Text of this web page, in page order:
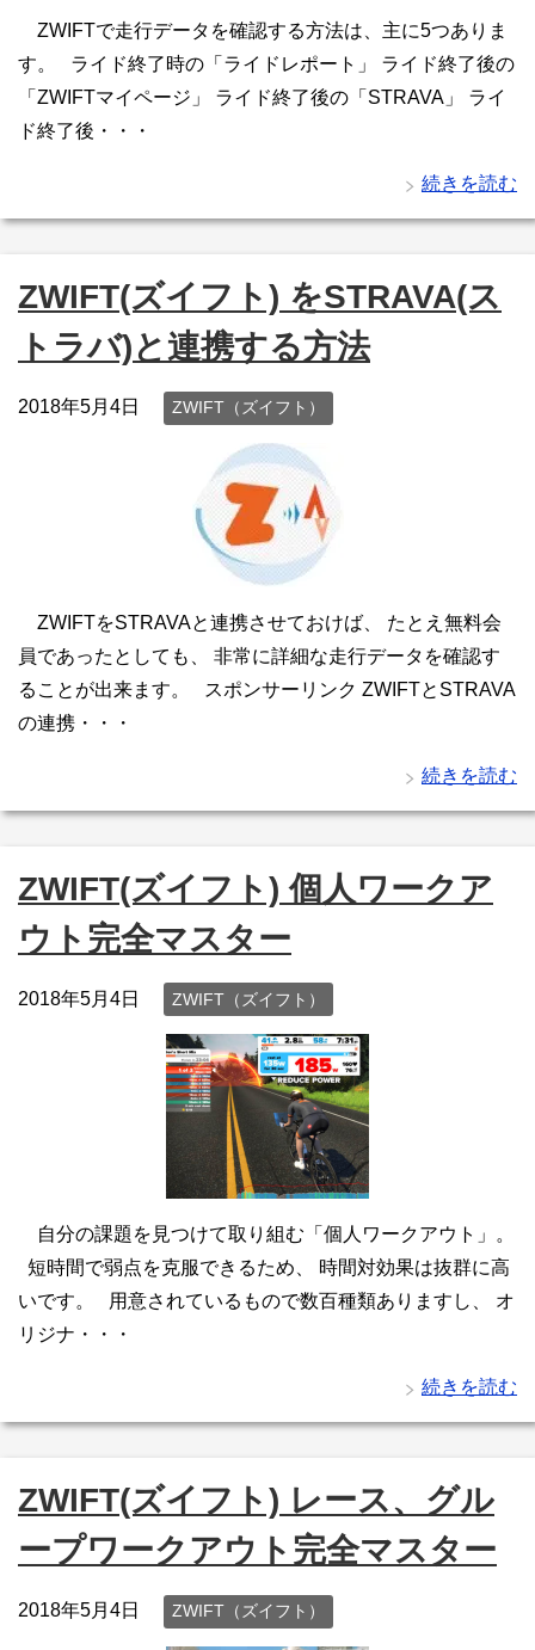
ZWIFTで走行データを確認する方法は、主に5つありま
す。 ライド終了時の「ライドレポート」 ライド終了後の
「ZWIFTマイページ」 ライド終了後の「STRAVA」 ライ
ド終了後・・・
続きを読む
ZWIFT(ズイフト) をSTRAVA(ス
トラバ)と連携する方法
2018年5月4日 ZWIFT（ズイフト）
ZWIFTをSTRAVAと連携させておけば、 たとえ無料会
員であったとしても、 非常に詳細な走行データを確認す
ることが出来ます。 スポンサーリンク ZWIFTとSTRAVA
の連携・・・
続きを読む
ZWIFT(ズイフト) 個人ワークア
ウト完全マスター
2018年5月4日 ZWIFT（ズイフト）
自分の課題を見つけて取り組む「個人ワークアウト」。
短時間で弱点を克服できるため、 時間対効果は抜群に高
いです。 用意されているもので数百種類ありますし、 オ
リジナ・・・
続きを読む
ZWIFT(ズイフト) レース、グル
ープワークアウト完全マスター
2018年5月4日 ZWIFT（ズイフト）